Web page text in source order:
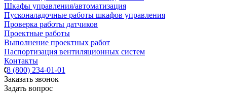
Шкафы управления/автоматизация
Пусконаладочные работы шкафов управления
Проверка работы датчиков
Проектные работы
Выполнение проектных работ
Паспортизация вентиляционных систем
Контакты
8 (800) 234-01-01
Заказать звонок
Задать вопрос